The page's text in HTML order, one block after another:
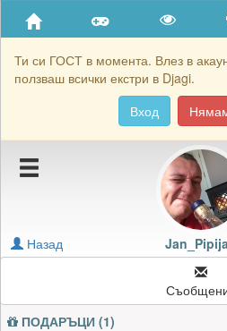
Ти си ГОСТ в момента. Влез в
ползваш всички екстри в Djagi.
Вход
Приятели
Хронология на игри
Подаръците на Jan_Pipijan
Картичките на Jan_Pipijan
Блокирай Jan_Pipijan
Назад
ПОДАРЪЦИ (1)